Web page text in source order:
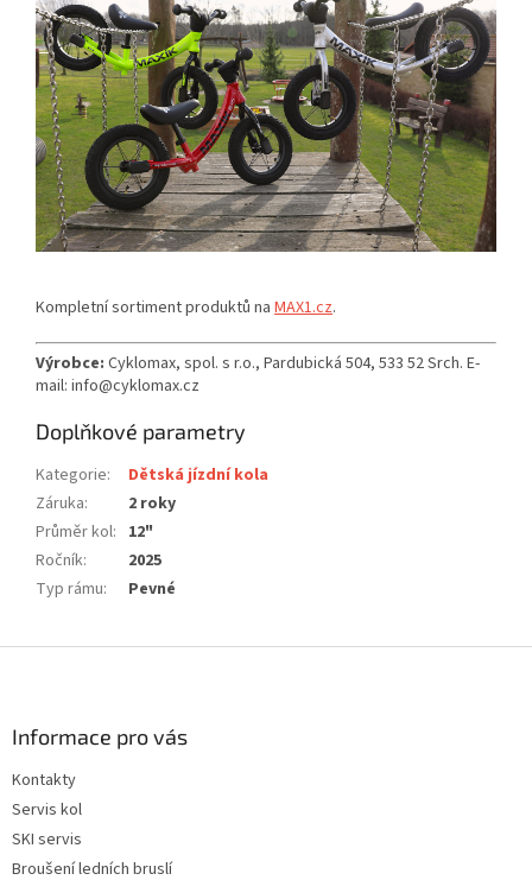
Kompletní sortiment produktů na MAX1.cz.
Výrobce: Cyklomax, spol. s r.o., Pardubická 504, 533 52 Srch. E-
mail: info@cyklomax.cz
Doplňkové parametry
Kategorie:
Dětská jízdní kola
Záruka:
2 roky
Průměr kol: 12"
Ročník:
2025
Typ rámu: Pevné
Informace pro vás
Kontakty
Servis kol
SKI servis
Broušení ledních bruslí